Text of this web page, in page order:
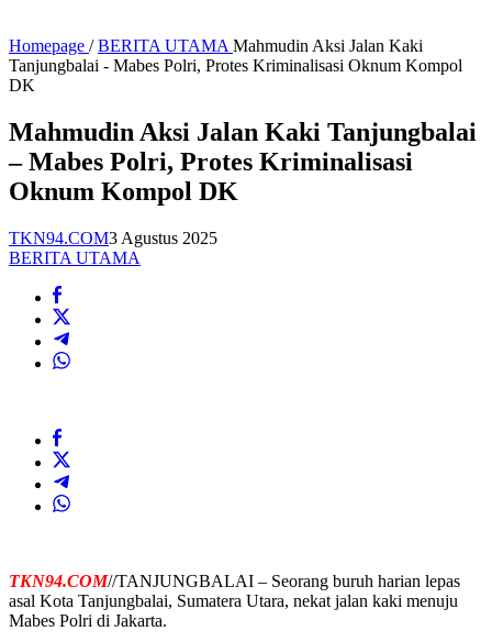
Homepage / BERITA UTAMA Mahmudin Aksi Jalan Kaki
Tanjungbalai - Mabes Polri, Protes Kriminalisasi Oknum Kompol
DK
Mahmudin Aksi Jalan Kaki Tanjungbalai
– Mabes Polri, Protes Kriminalisasi
Oknum Kompol DK
TKN94.COM3 Agustus 2025
BERITA UTAMA
TKN94.COM//TANJUNGBALAI – Seorang buruh harian lepas
asal Kota Tanjungbalai, Sumatera Utara, nekat jalan kaki menuju
Mabes Polri di Jakarta.